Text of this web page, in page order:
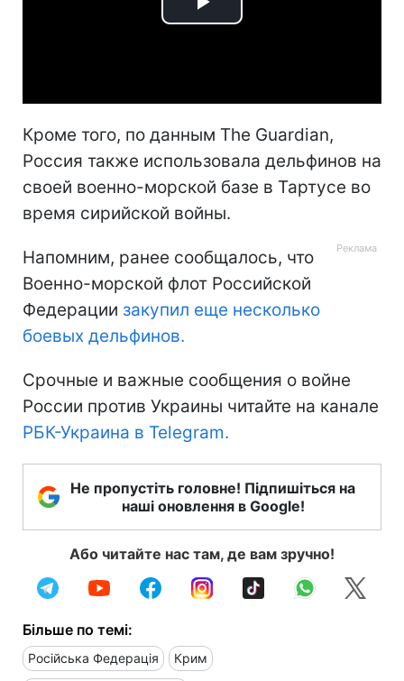
Play
Кроме того, по данным The Guardian,
Россия также использовала дельфинов на
своей военно-морской базе в Тартусе во
время сирийской войны.
Напомним, ранее сообщалось, что
Военно-морской флот Российской
Федерации закупил еще несколько
боевых дельфинов.
Срочные и важные сообщения о войне
России против Украины читайте на канале
РБК-Украина в Telegram.
Не пропустіть головне! Підпишіться на
наші оновлення в Google!
Або читайте нас там, де вам зручно!
Більше по темі:
Російська Федерація Крим